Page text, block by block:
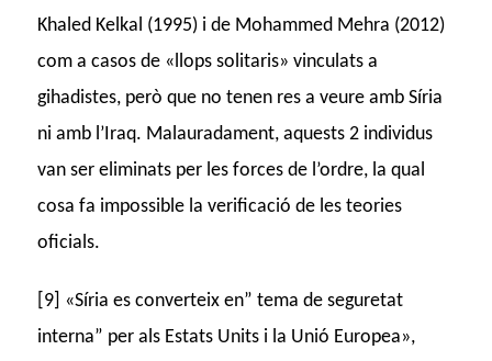
Khaled Kelkal (1995) i de Mohammed Mehra (2012)
com a casos de «llops solitaris» vinculats a
gihadistes, però que no tenen res a veure amb Síria
ni amb l’Iraq. Malauradament, aquests 2 individus
van ser eliminats per les forces de l’ordre, la qual
cosa fa impossible la verificació de les teories
oficials.
[9] «Síria es converteix en” tema de seguretat
interna” per als Estats Units i la Unió Europea»,